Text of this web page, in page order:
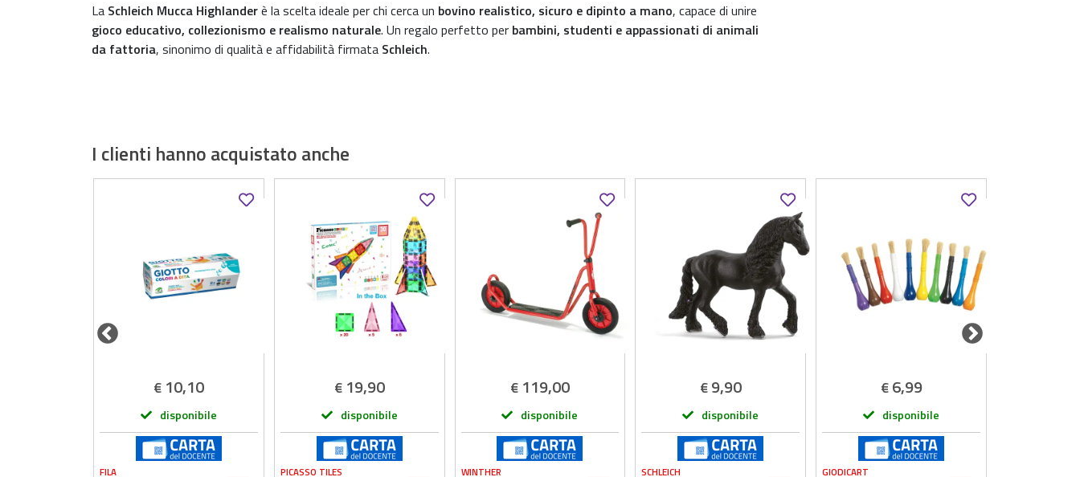
La Schleich Mucca Highlanderè la scelta ideale per chi cerca un bovino realistico, sicuro e dipinto a mano, capace di unire
gioco educativo, collezionismo e realismo naturale. Un regalo perfetto per bambini, studenti e appassionati di animali
da fattoria, sinonimo di qualità e affidabilità firmata Schleich.
I clienti hanno acquistato anche
€ 10,10
disponibile
FILA
€ 19,90
disponibile
PICASSO TILES
€ 119,00
disponibile
WINTHER
€9,90
disponibile
SCHLEICH
€ 6,99
disponibile
GIODICART